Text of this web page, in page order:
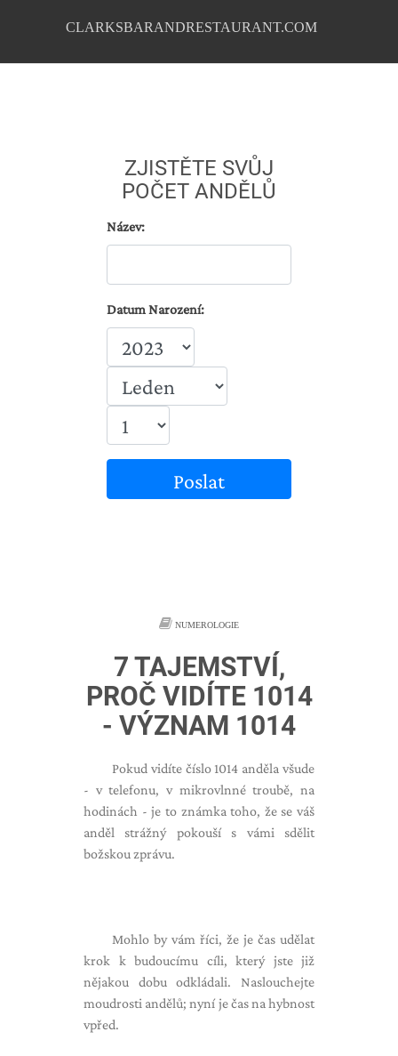
CLARKSBARANDRESTAURANT.COM
ZJISTĚTE SVŮJ
POČET ANDĚLŮ
Název:
Datum Narození:
Poslat
NUMEROLOGIE
7 TAJEMSTVÍ,
PROČ VIDÍTE 1014
- VÝZNAM 1014
Pokud vidíte číslo 1014 anděla všude
- v telefonu, v mikrovlnné troubě, na
hodinách - je to známka toho, že se váš
anděl strážný pokouší s vámi sdělit
božskou zprávu.
Mohlo by vám říci, že je čas udělat
krok k budoucímu cíli, který jste již
nějakou dobu odkládali. Naslouchejte
moudrosti andělů; nyní je čas na hybnost
vpřed.